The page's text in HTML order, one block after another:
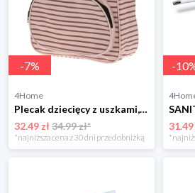
-7%
4Home
Plecak dziecięcy z uszkami, różowy, 28 x 32 x 10 cm 4-Home
32.49 zł34.99 zł*
*najniższa cena z 30 dni przed obniżką
-10
31.49